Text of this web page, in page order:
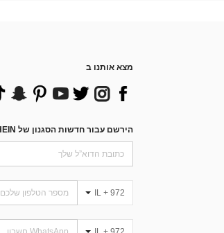
מצא אותנו ב
הירשם עבור חדשות הסגנון של SHEIN
IL + 972